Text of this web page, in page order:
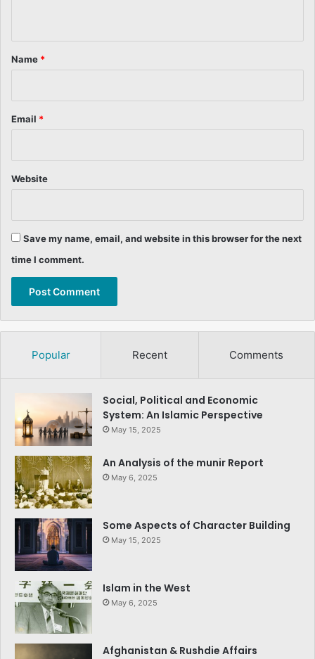
*
Name *
Email *
Website
Save my name, email, and website in this browser for the next
time I comment.
Popular Recent Comments
Social, Political and Economic
System: An Islamic Perspective
May 15, 2025
An Analysis of the munir Report
May 6, 2025
Some Aspects of Character Building
May 15, 2025
Islam in the West
May 6, 2025
Afghanistan & Rushdie Affairs